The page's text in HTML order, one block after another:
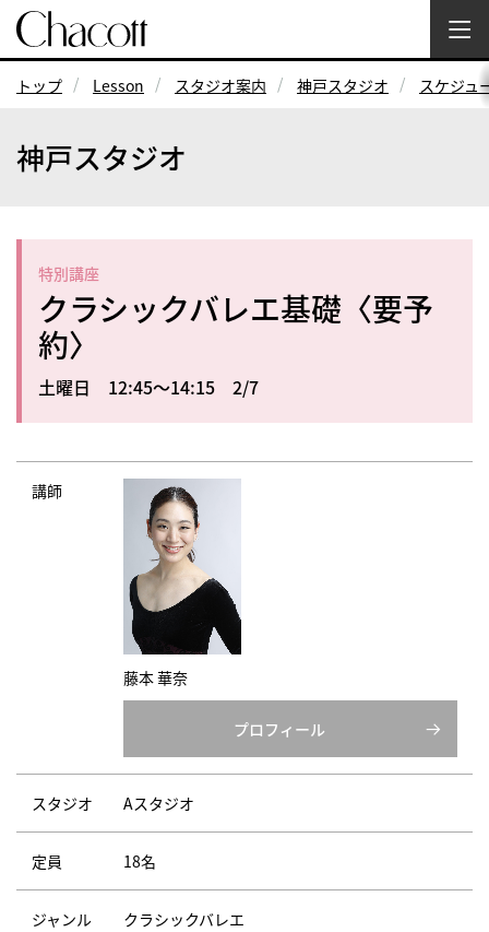
トップ Lesson スタジオ案内 神戸スタジオ スケジュ
神戸スタジオ
特別講座
クラシックバレエ基礎〈要予
約〉
土曜日 12:45～14:15 2/7
講師
藤本 華奈
プロフィール
スタジオ Aスタジオ
定員 18名
ジャンル クラシックバレエ